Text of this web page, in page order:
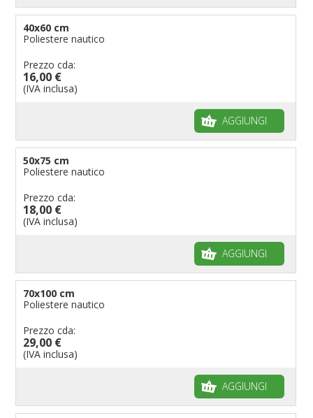
40x60 cm
Poliestere nautico
Prezzo cda:
16,00 €
(IVA inclusa)
AGGIUNGI
50x75 cm
Poliestere nautico
Prezzo cda:
18,00 €
(IVA inclusa)
AGGIUNGI
70x100 cm
Poliestere nautico
Prezzo cda:
29,00 €
(IVA inclusa)
AGGIUNGI